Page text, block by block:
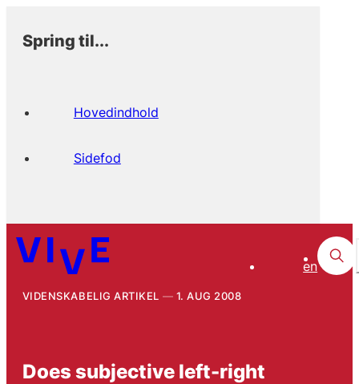
Spring til...
Hovedindhold
Sidefod
en
VIDENSKABELIG ARTIKEL 1. AUG 2008
Does subjective left-right